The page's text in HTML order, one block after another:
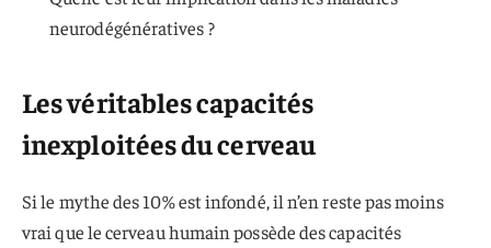
neurodégénératives ?
Les véritables capacités
inexploitées du cerveau
Si le mythe des 10% est infondé, il n’en reste pas moins
vrai que le cerveau humain possède des capacités